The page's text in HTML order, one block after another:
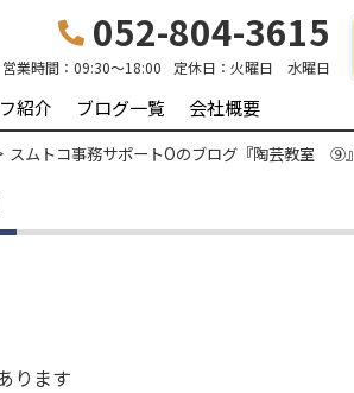
052-804-3615
営業時間： 09:30〜18:00 定休日： 火曜日 水曜日
紹介 ブログ一覧 会社概要
スムトコ事務サポートOのブログ『陶芸教室 ⑨』
ります